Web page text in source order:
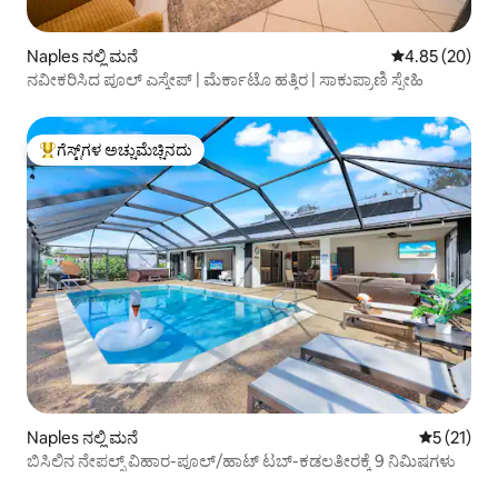
Naples ನಲ್ಲಿ ಮನೆ 5 ರಲ್ಲಿ 4.85
4.85 (20)
ನವೀಕರಿಸಿದ ಪೂಲ್ ಎಸ್ಕೇಪ್ | ಮೆರ್ಕಾಟೊ ಹತ್ತಿರ | ಸಾಕುಪ್ರಾಣಿ ಸ್ನೇಹಿ
ಗೆಸ್ಟ್‌ಗಳಿಗೆ ಅತಿ ಹೆಚ್ಚು ಅಚ್ಚುಮೆಚ್ಚಿನದು
ಗೆಸ್ಟ್‌ಗಳ ಅಚ್ಚುಮೆಚ್ಚಿನದು
Naples ನಲ್ಲಿ ಮನೆ 5 ರಲ್ಲಿ 5
5 (21)
ಬಿಸಿಲಿನ ನೇಪಲ್ಸ್ ವಿಹಾರ-ಪೂಲ್/ಹಾಟ್ ಟಬ್-ಕಡಲತೀರಕ್ಕೆ 9 ನಿಮಿಷಗಳು